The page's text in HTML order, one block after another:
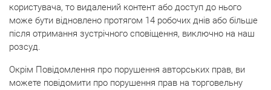
користувача, то видалений контент або доступ до нього
може бути відновлено протягом 14 робочих днів або більше
після отримання зустрічного сповіщення, виключно на наш
розсуд.
Окрім Повідомлення про порушення авторських прав, ви
можете повідомити про порушення прав на торговельну